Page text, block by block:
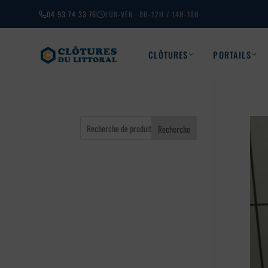
04 93 74 33 76 LUN-VEN · 8H-12H / 14H-18H
CLÔTURES PORTAILS
Recherche